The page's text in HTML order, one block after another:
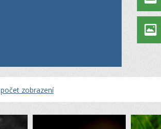
počet zobrazení